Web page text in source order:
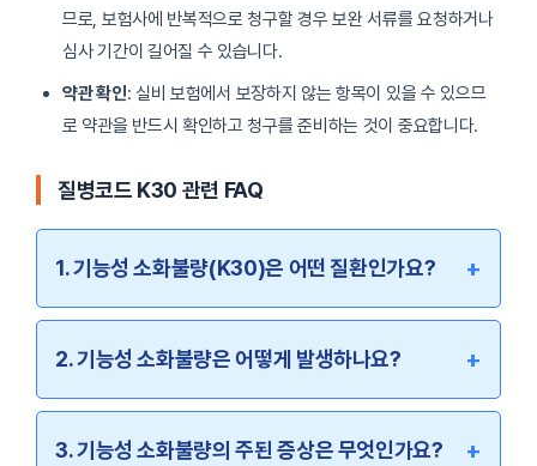
므로, 보험사에 반복적으로 청구할 경우 보완 서류를 요청하거나
심사 기간이 길어질 수 있습니다.
약관 확인: 실비 보험에서 보장하지 않는 항목이 있을 수 있으므
로 약관을 반드시 확인하고 청구를 준비하는 것이 중요합니다.
질병코드 K30 관련 FAQ
1. 기능성 소화불량(K30)은 어떤 질환인가요? +
2. 기능성 소화불량은 어떻게 발생하나요? +
3. 기능성 소화불량의 주된 증상은 무엇인가요? +